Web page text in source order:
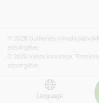
Language
© 2026 Gulbenes novada
aizsargātas.
© 2020 Valsts kanceleja,
aizsargātas.